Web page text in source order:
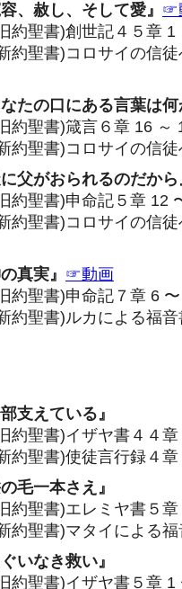
容、赦し、そして愛』 ☞
世記４５章 1
ロサイの信徒への
なたの口にある言葉は
言６章 16 ～
ロサイの信徒への
に父がおられるのだか
命記５章 12 〜
ロサイの信徒への
の真実』 ☞動画
命記７章 6 〜
カによる福音書
部支えている』
ザヤ書４４章
徒言行録４章
の毛一本さえ』
レミヤ書５章
タイによる福音
ぐいなき救い』
ザヤ書５章 1